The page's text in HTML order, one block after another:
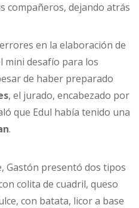
compañeros, dejando atrás
en la elaboración de
mini desafío para los
de haber preparado
, el jurado, encabezado por
que Edul había tenido una
.
Gastón presentó dos tipos
colita de cuadril, queso
con batata, licor a base